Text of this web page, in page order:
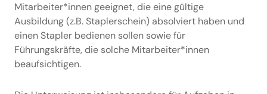
Mitarbeiter*innen geeignet, die eine gültige
Ausbildung (z.B. Staplerschein) absolviert haben und
einen Stapler bedienen sollen sowie für
Führungskräfte, die solche Mitarbeiter*innen
beaufsichtigen.